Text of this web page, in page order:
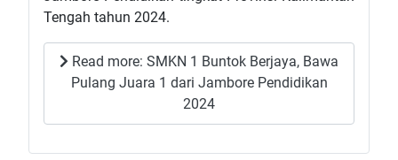
Tengah tahun 2024.
Read more: SMKN 1 Buntok Berjaya, Bawa
Pulang Juara 1 dari Jambore Pendidikan
2024